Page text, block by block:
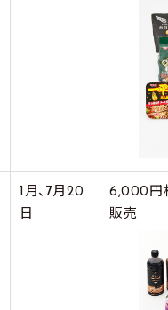
1月、7月20
日
6,000円
販売